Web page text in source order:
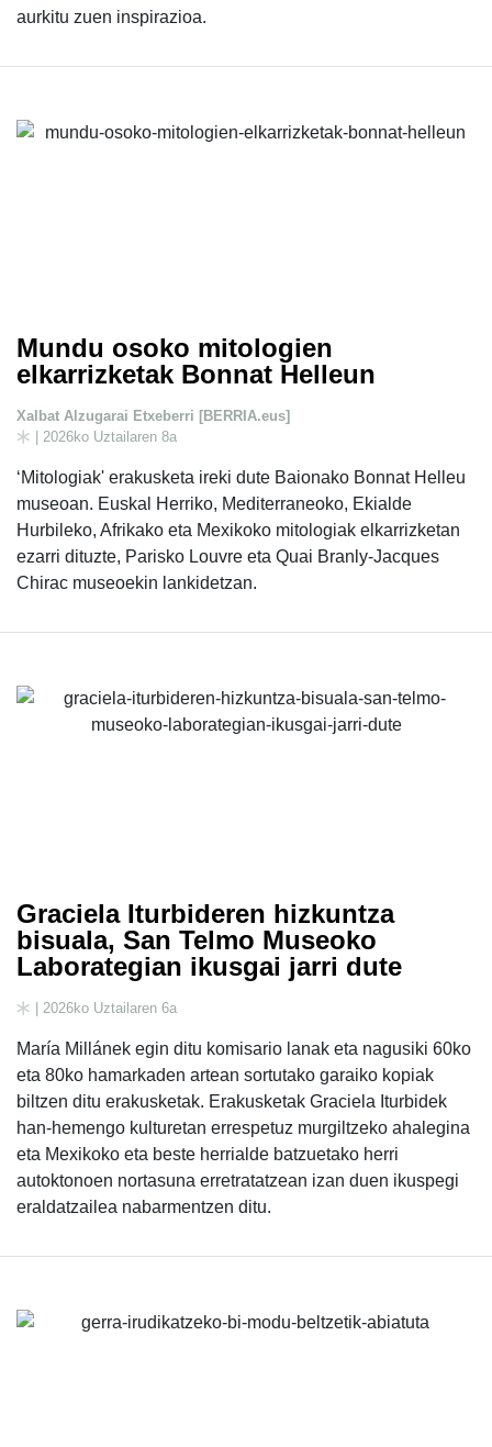
aurkitu zuen inspirazioa.
Mundu osoko mitologien
elkarrizketak Bonnat Helleun
Xalbat Alzugarai Etxeberri [BERRIA.eus]
| 2026ko Uztailaren 8a
‘Mitologiak' erakusketa ireki dute Baionako Bonnat Helleu
museoan. Euskal Herriko, Mediterraneoko, Ekialde
Hurbileko, Afrikako eta Mexikoko mitologiak elkarrizketan
ezarri dituzte, Parisko Louvre eta Quai Branly-Jacques
Chirac museoekin lankidetzan.
Graciela Iturbideren hizkuntza
bisuala, San Telmo Museoko
Laborategian ikusgai jarri dute
| 2026ko Uztailaren 6a
María Millánek egin ditu komisario lanak eta nagusiki 60ko
eta 80ko hamarkaden artean sortutako garaiko kopiak
biltzen ditu erakusketak. Erakusketak Graciela Iturbidek
han-hemengo kulturetan errespetuz murgiltzeko ahalegina
eta Mexikoko eta beste herrialde batzuetako herri
autoktonoen nortasuna erretratatzean izan duen ikuspegi
eraldatzailea nabarmentzen ditu.